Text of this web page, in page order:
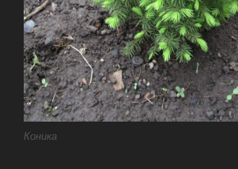
Коника